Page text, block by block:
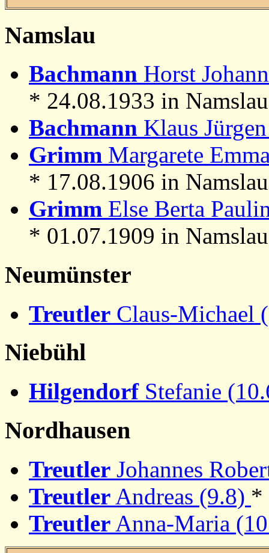
Namslau
Bachmann Horst
* 24.08.1933 in Namslau
Bachmann Klaus
Grimm Margarete
* 17.08.1906 in Namslau
Grimm Else Berta
* 01.07.1909 in Namslau
Neumünster
Treutler Claus-Michael
Niebühl
HilgendorfStefanie
Nordhausen
Treutler Johannes
Treutler Andreas (9.8) *
Treutler Anna-Maria